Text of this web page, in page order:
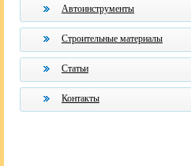
Автоинструменты
Строительные материалы
Статьи
Контакты